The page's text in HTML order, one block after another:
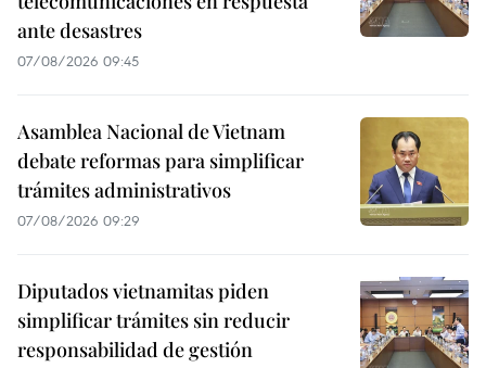
ante desastres
07/08/2026 09:45
Asamblea Nacional de Vietnam
debate reformas para simplificar
trámites administrativos
07/08/2026 09:29
Diputados vietnamitas piden
simplificar trámites sin reducir
responsabilidad de gestión